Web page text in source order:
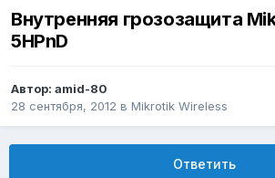
Внутренняя грозозащита
5HPnD
Автор: amid-80
28 сентября, 2012 в Mikrotik Wireless
Ответить